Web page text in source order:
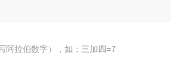
阿拉伯数字），如：三加四=7